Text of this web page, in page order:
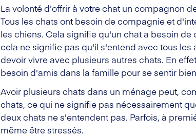
La volonté d'offrir à votre chat un compagnon
Tous les chats ont besoin de compagnie et
les chiens. Cela signifie qu'un chat a besoin
cela ne signifie pas qu'il s'entend avec tous les
devoir vivre avec plusieurs autres chats. En
besoin d'amis dans la famille pour se sentir
Avoir plusieurs chats dans un ménage peut,
chats, ce qui ne signifie pas nécessairement
deux chats ne s'entendent pas. Parfois, à
même être stressés.